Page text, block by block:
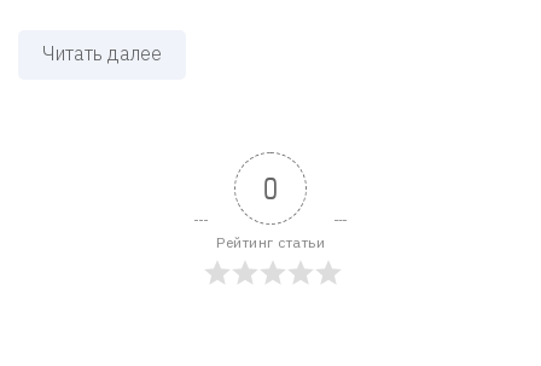
Читать далее
0
Рейтинг статьи